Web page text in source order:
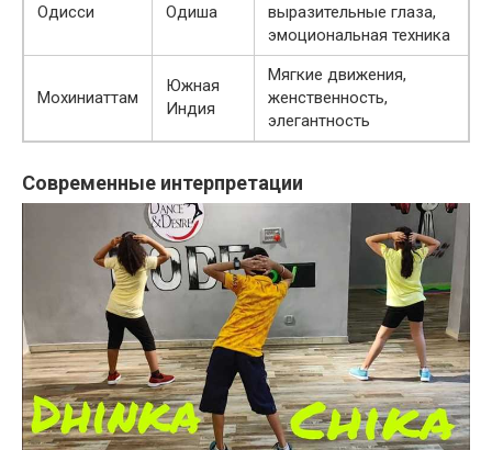
Одисси Одиша
выразительные глаза,
эмоциональная техника
Мохиниаттам
Южная
Индия
Мягкие движения,
женственность,
элегантность
Современные интерпретации